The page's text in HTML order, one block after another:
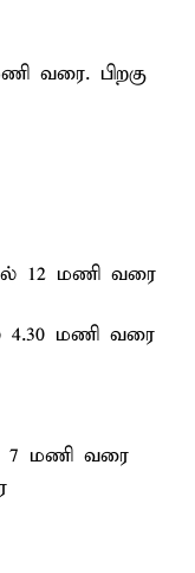
வரை. பிறகு
12 மணி வரை
மணி வரை
7 மணி வரை